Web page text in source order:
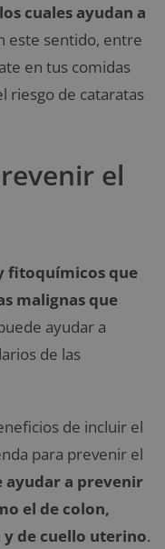
cuales ayudan a
este sentido, entre
en tus comidas
riesgo de cataratas
el
fitoquímicos que
malignas que
ayudar a
de las
de incluir el
para prevenir el
ayudar a prevenir
el de colon,
de cuello uterino.